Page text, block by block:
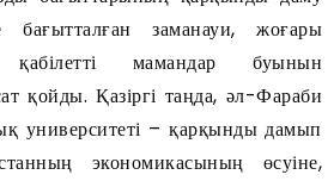
бағытталған заманауи, жоғары
қабілетті мамандар буынын
қойды. Қазіргі таңда, әл-Фараби
университеті – қарқынды дамып
экономикасының өсуіне,